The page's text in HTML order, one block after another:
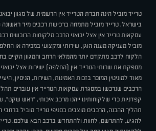
טרייד מוביל הינה חברת הטרייד אין הרשמית של מגוון
בישראל. טרייד מוביל מתמחה ברכישת רכבים מיד
עסקאות טרייד אין אצל יבואני הרכב מלקוחות הרוכשים
מוביל מעניקה מענה הוגן, שירותי ומקצועי במכירה או
הלקוח לרכב מתקדם יותר מהמלאי הרחב והמגוון הקיים
מספקת את שרותי הטרייד אין (החלפה) ישירות אצל
מאוד למוניטין המוכר בזכות האמינות, השירות, הניסיון,
הרכבים שנרכשו במסגרת עסקאות הטרייד אין עוברים
קפדניות כדי שלקוחותינו ייהנו מרכב איכותי, "ראש שקט",
תהליך ההכנה, הרכבים מוצבים בסניפי טרייד מוביל
להגיע, להתרשם, לחוות ולהתחדש ברכב הבא שלכם.